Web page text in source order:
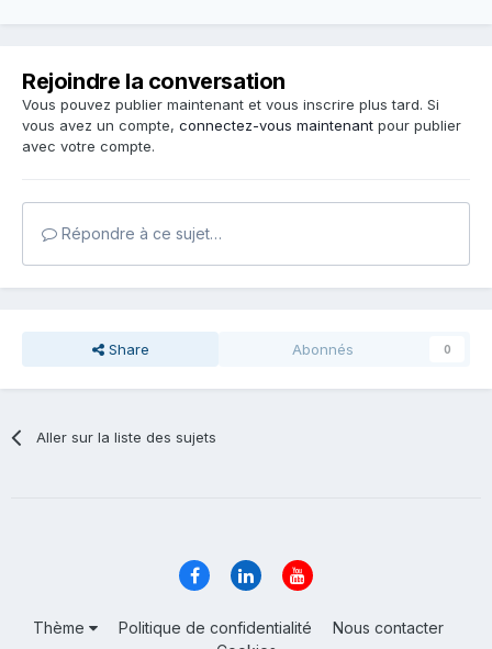
Rejoindre la conversation
Vous pouvez publier maintenant et vous inscrire plus tard. Si
vous avez un compte, connectez-vous maintenant pour publier
avec votre compte.
Répondre à ce sujet…
Share Abonnés 0
Aller sur la liste des sujets
Thème Politique de confidentialité
Nous contacter